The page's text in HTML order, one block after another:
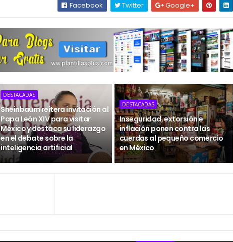
Facebook Twitter Google+
DESTACADAS
Sheinbaum reitera invitación al
Papa León XIV para visitar
México y destaca su liderazgo
en el debate sobre la
inteligencia artificial
DESTACADAS
Inseguridad, extorsión e
inflación ponen contra las
cuerdas al pequeño comercio
en México